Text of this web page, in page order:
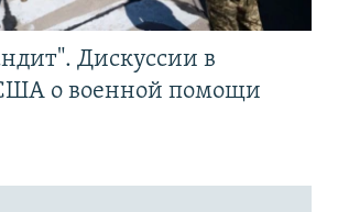
Дискуссии в
о военной помощи